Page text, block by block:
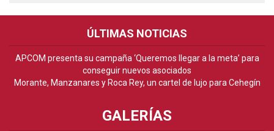
ÚLTIMAS NOTICIAS
APCOM presenta su campaña ‘Queremos llegar a la meta’ para
conseguir nuevos asociados
Morante, Manzanares y Roca Rey, un cartel de lujo para Cehegín
GALERÍAS